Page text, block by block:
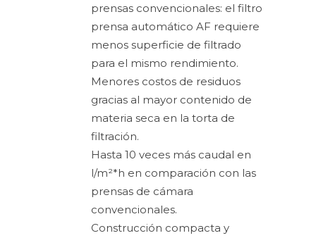
prensas convencionales: el filtro
prensa automático AF requiere
menos superficie de filtrado
para el mismo rendimiento.
Menores costos de residuos
gracias al mayor contenido de
materia seca en la torta de
filtración.
Hasta 10 veces más caudal en
l/m²*h en comparación con las
prensas de cámara
convencionales.
Construcción compacta y